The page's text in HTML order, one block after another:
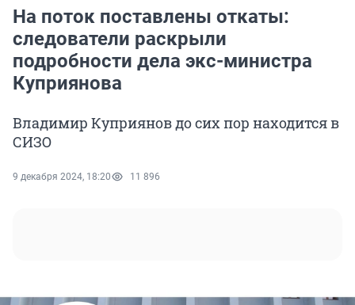
На поток поставлены откаты:
следователи раскрыли
подробности дела экс-министра
Куприянова
Владимир Куприянов до сих пор находится в
СИЗО
9 декабря 2024, 18:20 11 896